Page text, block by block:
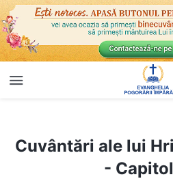
Cuvântări ale lui Hristos la început -
Cuvântări ale lui
-